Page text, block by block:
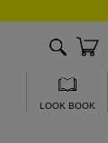
LOOK BOOK